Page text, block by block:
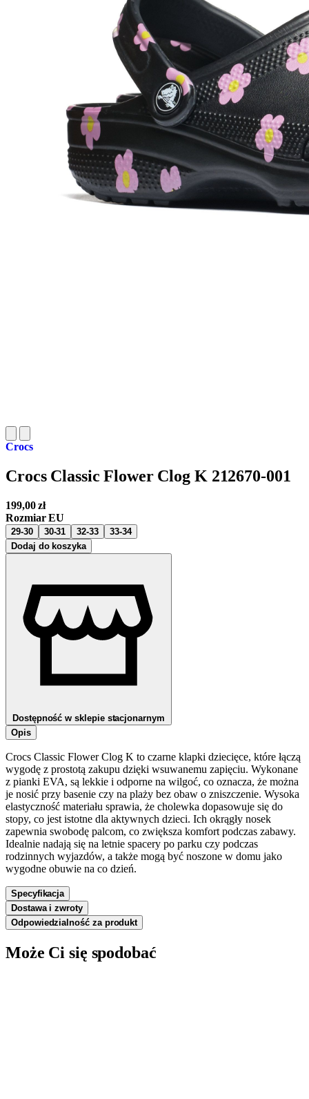
Crocs
Crocs Classic Flower Clog K 212670-001
199,00zł
Rozmiar EU
29-30 30-31 32-33
33-34
Dodaj do koszyka
Dostępność w sklepie stacjonarnym
Opis
Crocs Classic Flower Clog K to czarne klapki dziecięce, które łączą
wygodę z prostotą zakupu dzięki wsuwanemu zapięciu. Wykonane
z pianki EVA, są lekkie i odporne na wilgoć, co oznacza, że można
je nosić przy basenie czy na plaży bez obaw o zniszczenie. Wysoka
elastyczność materiału sprawia, że cholewka dopasowuje się do
stopy, co jest istotne dla aktywnych dzieci. Ich okrągły nosek
zapewnia swobodę palcom, co zwiększa komfort podczas zabawy.
Idealnie nadają się na letnie spacery po parku czy podczas
rodzinnych wyjazdów, a także mogą być noszone w domu jako
wygodne obuwie na co dzień.
Specyfikacja
Dostawa i zwroty
Odpowiedzialność za produkt
Może Ci się spodobać